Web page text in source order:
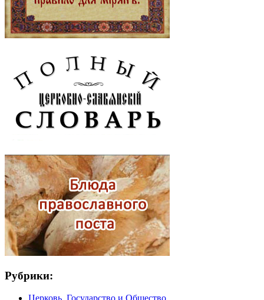
Рубрики: